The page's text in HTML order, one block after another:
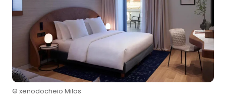
© xenodocheio Milos